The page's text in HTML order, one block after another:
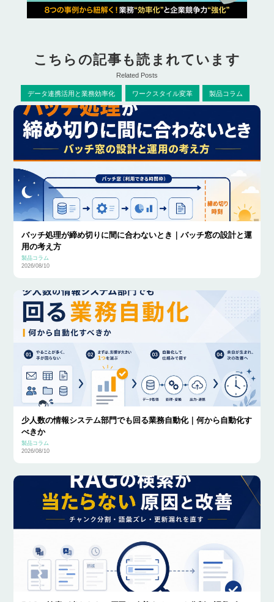
こちらの記事も読まれています
Related Posts
データ連携活用と業務効率化 ワークスタイル変革 製品コラム
バッチ処理が締め切りに間に合わないとき｜バッチ窓の設計と運
用の考え方
製品コラム
2026/08/10
少人数の情報システム部門でも回る業務自動化｜何から自動化す
べきか
製品コラム
2026/08/10